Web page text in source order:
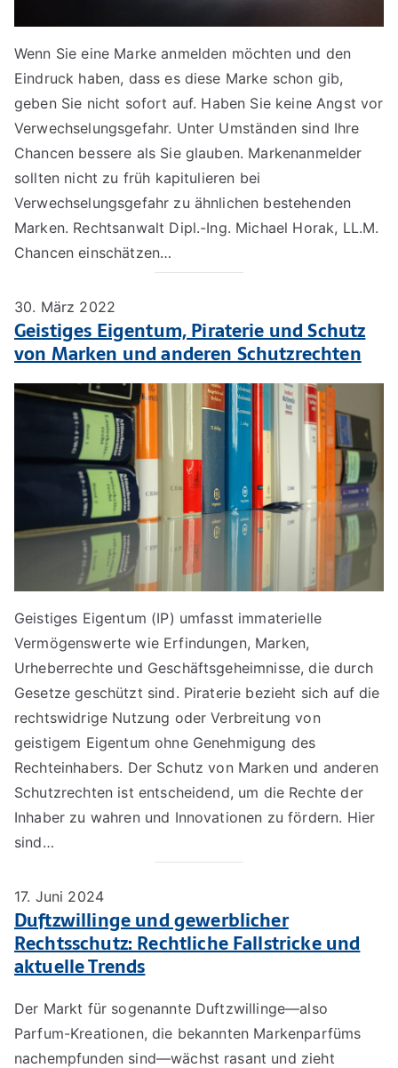
Wenn Sie eine Marke anmelden möchten und den
Eindruck haben, dass es diese Marke schon gib,
geben Sie nicht sofort auf. Haben Sie keine Angst vor
Verwechselungsgefahr. Unter Umständen sind Ihre
Chancen bessere als Sie glauben. Markenanmelder
sollten nicht zu früh kapitulieren bei
Verwechselungsgefahr zu ähnlichen bestehenden
Marken. Rechtsanwalt Dipl.-Ing. Michael Horak, LL.M.
Chancen einschätzen…
30. März 2022
Geistiges Eigentum, Piraterie und Schutz
von Marken und anderen Schutzrechten
Geistiges Eigentum (IP) umfasst immaterielle
Vermögenswerte wie Erfindungen, Marken,
Urheberrechte und Geschäftsgeheimnisse, die durch
Gesetze geschützt sind. Piraterie bezieht sich auf die
rechtswidrige Nutzung oder Verbreitung von
geistigem Eigentum ohne Genehmigung des
Rechteinhabers. Der Schutz von Marken und anderen
Schutzrechten ist entscheidend, um die Rechte der
Inhaber zu wahren und Innovationen zu fördern. Hier
sind…
17. Juni 2024
Duftzwillinge und gewerblicher
Rechtsschutz: Rechtliche Fallstricke und
aktuelle Trends
Der Markt für sogenannte Duftzwillinge—also
Parfum-Kreationen, die bekannten Markenparfüms
nachempfunden sind—wächst rasant und zieht